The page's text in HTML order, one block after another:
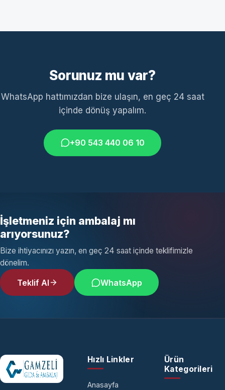
Sorunuz mu var?
WhatsApp hattımızdan bize ulaşın, en geç 24 saat
içinde dönüş yapalım.
+90 543 440 06 10
İşletmeniz için ambalaj mı
arıyorsunuz?
Bize ihtiyacınızı yazın, en geç 24 saat içinde teklifimizle
dönelim.
Teklif Al WhatsApp
Hızlı Linkler
Anasayfa
Ürün
Kategorileri